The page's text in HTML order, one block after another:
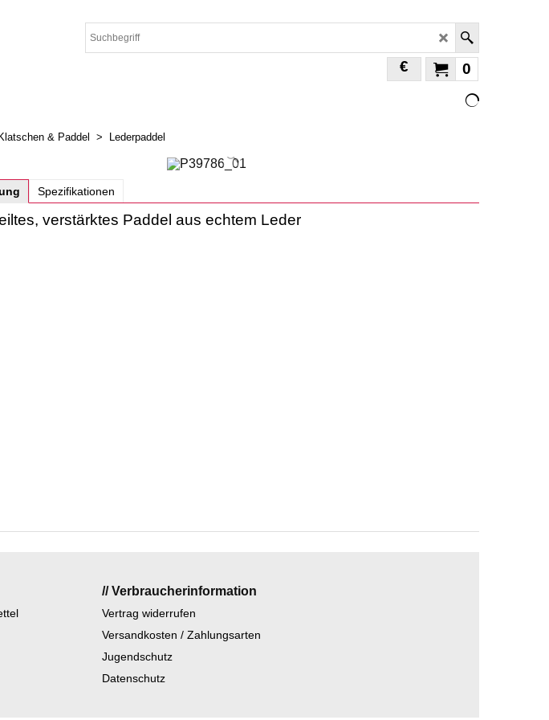
0
€
Klatschen & Paddel > Lederpaddel
Spezifikationen
verstärktes Paddel aus echtem Leder
// Verbraucherinformation
Vertrag widerrufen
Versandkosten / Zahlungsarten
Jugendschutz
Datenschutz